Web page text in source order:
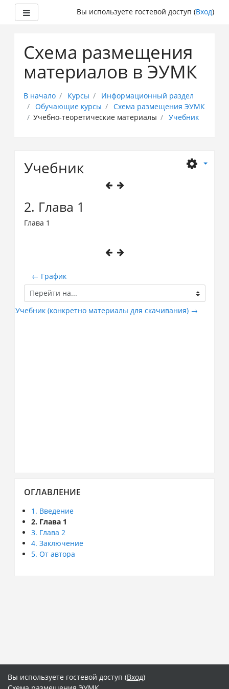
основному
Боковая панельВы используете гостевой доступ (Вход)
Схема размещения
материалов в ЭУМК
В начало Курсы
Информационный раздел
Обучающие курсы
Схема размещения ЭУМК
Учебно-теоретические материалы
Учебник
Учебник
2. Глава 1
Глава 1
← График
Перейти
на...
Учебник (конкретно материалы для скачивания) →
Оглавление
ОГЛАВЛЕНИЕ
1. Введение
2. Глава 1
3. Глава 2
4. Заключение
5. От автора
Вы используете гостевой доступ (Вход)